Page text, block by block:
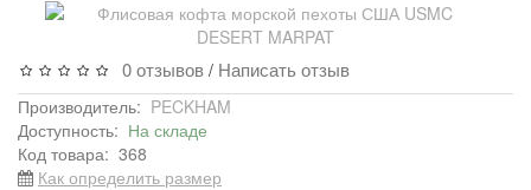
0 отзывов / Написать отзыв
Производитель: PECKHAM
Доступность: На складе
Код товара: 368
Как определить размер